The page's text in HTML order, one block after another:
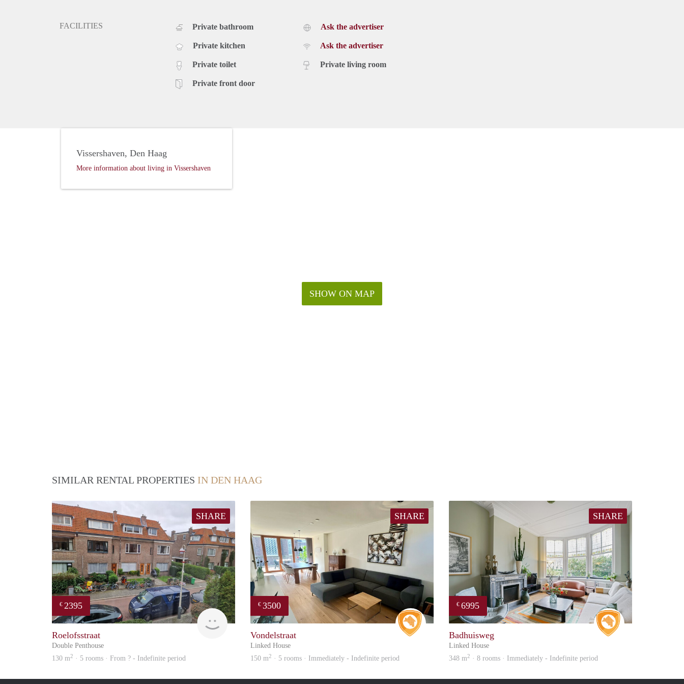
FACILITIES Private bathroom
Private kitchen
Private toilet
Private front door
Ask the advertiser
Ask the advertiser
Private living room
SHOW ON MAP
Vissershaven, Den Haag
More information about living in Vissershaven
SIMILAR RENTAL PROPERTIES IN DEN HAAG
SHARE
€ 2395
Wonen
Roelofsstraat
Double Penthouse
130 m2 · 5 rooms · From ? - Indefinite period
SHARE
€ 3500
Real Estate
Vondelstraat
Linked House
150 m2 · 5 rooms · Immediately - Indefinite period
SHARE
€ 6995
Badhuisweg
Linked House
348 m2 · 8 rooms · Immediately - Indefinite period